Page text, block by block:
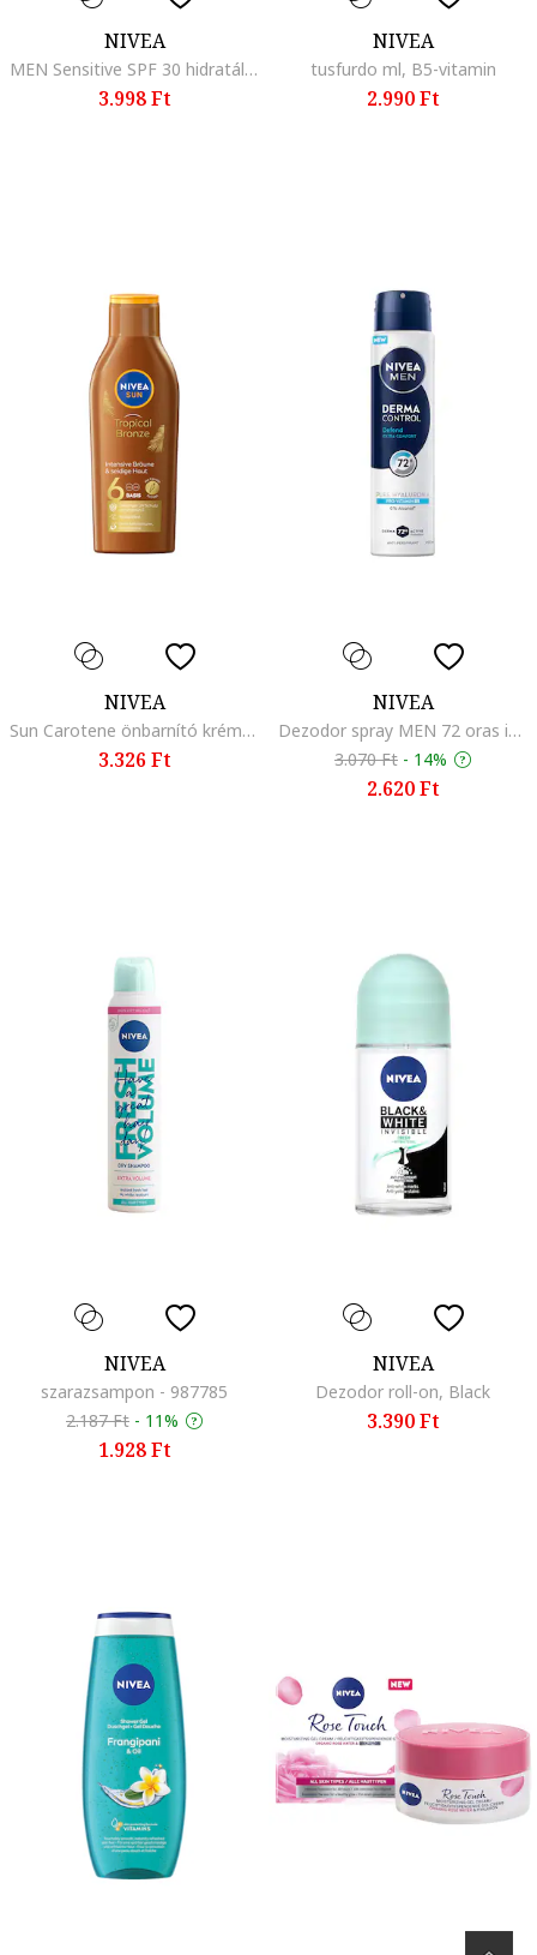
NIVEA
MEN Sensitive SPF 30 hidratáló arckrém, 50 ml
3.998 Ft
NIVEA
tusfurdo ml, B5-vitamin
2.990 Ft
NIVEA
Sun Carotene önbarnító krém fényvédővel, SPF 6, 200 ml
3.326 Ft
NIVEA
Dezodor spray MEN 72 oras izzadasgatlo vedelem, Friss
3.070 Ft - 14%
2.620 Ft
NIVEA
szarazsampon - 987785
2.187 Ft - 11%
1.928 Ft
NIVEA
Dezodor roll-on, Black
3.390 Ft